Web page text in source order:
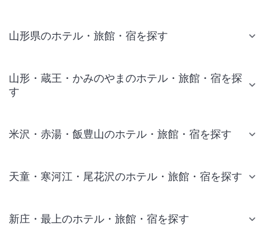
山形県のホテル・旅館・宿を探す
山形・蔵王・かみのやまのホテル・旅館・宿を探
す
米沢・赤湯・飯豊山のホテル・旅館・宿を探す
天童・寒河江・尾花沢のホテル・旅館・宿を探す
新庄・最上のホテル・旅館・宿を探す